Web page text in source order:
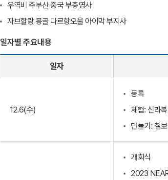
우역비 주부산 중국 부총영사
자브할랑 몽골 다르항오울 아이막 부지사
일자별 주요내용
일자
12.6(수)
등록
체험: 신라복
만들기: 칠
개회식
2023